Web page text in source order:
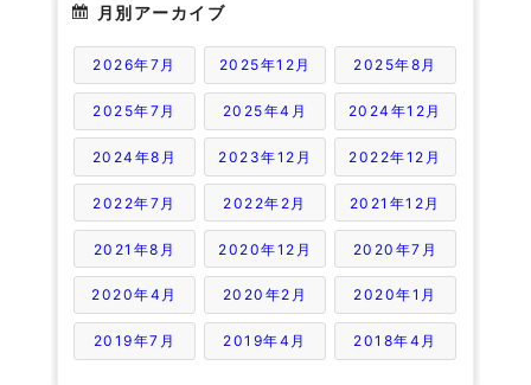
月別アーカイブ
2026年7月 2025年12月 2025年8月
2025年7月 2025年4月 2024年12月
2024年8月 2023年12月 2022年12月
2022年7月 2022年2月 2021年12月
2021年8月 2020年12月 2020年7月
2020年4月 2020年2月 2020年1月
2019年7月 2019年4月 2018年4月